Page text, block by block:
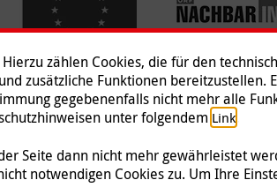
Impressum | Datenschutz |
© 2026 Malteser International
gemeinnützige Organisation von der Körperschafts-
zählen Cookies, die für den
zusätzliche Funktionen bereitzustellen.
gegebenenfalls nicht mehr alle
unter folgendem Link.
Seite dann nicht mehr gewährleistet
notwendigen Cookies zu. Um Ihre